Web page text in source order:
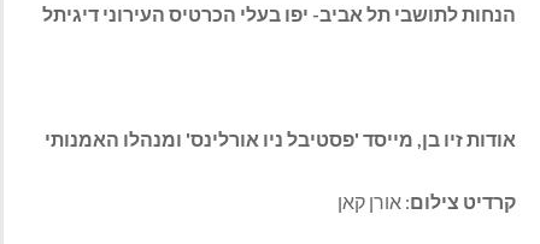
הנחות לתושבי תל אביב- יפו בעלי הכרטיס העירוני דיגיתל
אודות זיו בן, מייסד 'פסטיבל ניו אורלינס' ומנהלו האמנותי
קרדיט צילום: אורן קאן